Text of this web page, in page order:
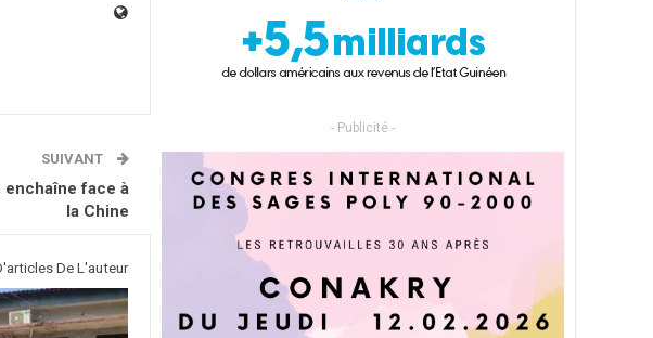
SUIVANT
enchaîne face à
la Chine
De L'auteur
- Publicité -